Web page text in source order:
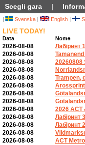
Scegli gara |
| Svenska | English |
LIVE TODAY!
Data Nome
2026-08-08
Лабіринт 1
2026-08-08
2026-08-08
20260808
2026-08-08
2026-08-08
Trampen,
2026-08-08
2026-08-08
2026-08-08
2026-08-08
2026 ACT
2026-08-08
Лабіринт 3
2026-08-08
Лабіринт 2
2026-08-08
2026-08-08
ACT